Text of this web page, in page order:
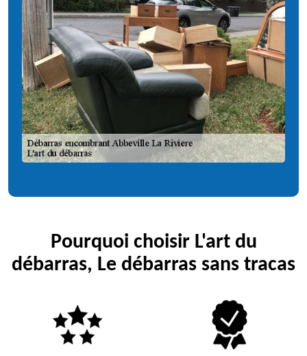
Pourquoi choisir L'art du
débarras, Le débarras sans tracas